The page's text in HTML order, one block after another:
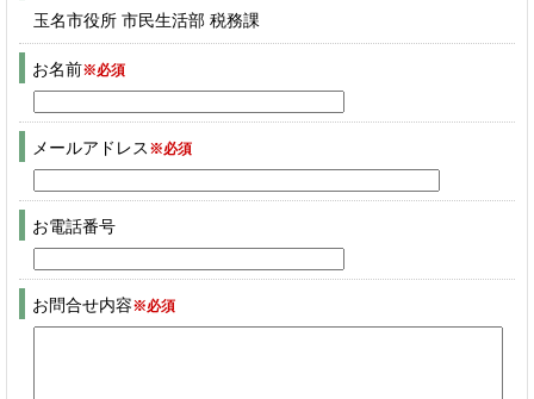
玉名市役所 市民生活部 税務課
お名前※必須
メールアドレス ※必須
お電話番号
お問合せ内容※必須